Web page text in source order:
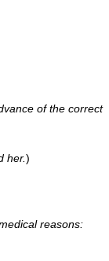
of the correct
her.)
reasons: